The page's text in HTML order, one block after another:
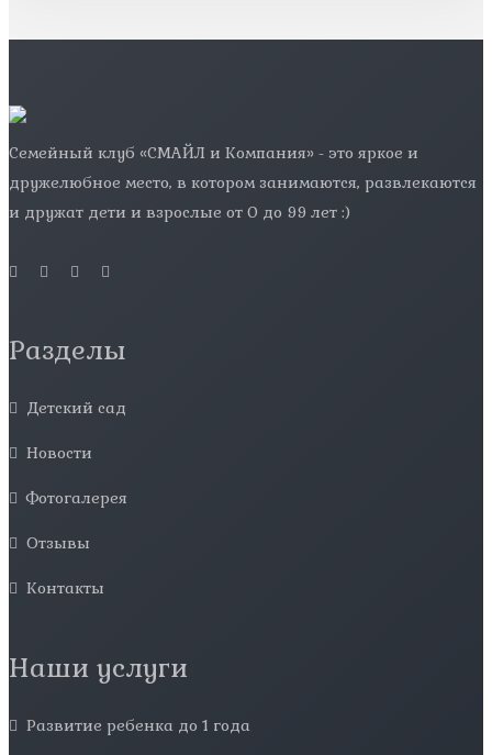
Семейный клуб «СМАЙЛ и Компания» - это яркое и
дружелюбное место, в котором занимаются, развлекаются
и дружат дети и взрослые от 0 до 99 лет :)
Разделы
Детский сад
Новости
Фотогалерея
Отзывы
Контакты
Наши услуги
Развитие ребенка до 1 года